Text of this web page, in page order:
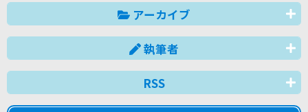
アーカイブ
執筆者
RSS